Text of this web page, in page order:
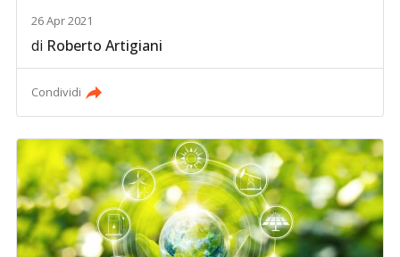
26 Apr 2021
di Roberto Artigiani
Condividi